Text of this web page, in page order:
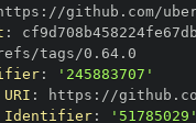
:
:
:
'245883707'
: https :
Identifier: '51785029'